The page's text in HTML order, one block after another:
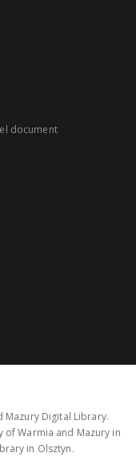
document
Mazury Digital Library.
of Warmia and Mazury in
in Olsztyn.